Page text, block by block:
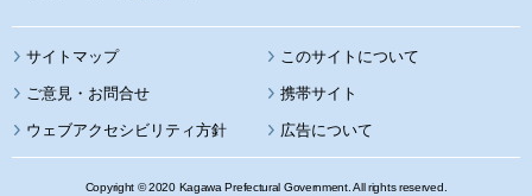
サイトマップ このサイトについて
携帯サイト
ウェブアクセシビリティ方針 広告について
Copyright © 2020 Kagawa Prefectural Government. All rights reserved.